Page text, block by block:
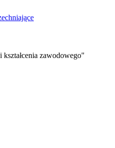
zawodowego"